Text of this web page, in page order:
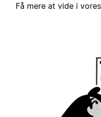
Få mere at vide i vores